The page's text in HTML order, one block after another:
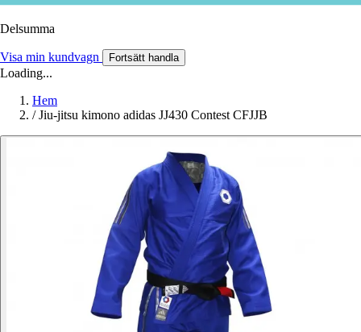
Delsumma
Visa min kundvagn Fortsätt handla
Loading...
Hem
/ Jiu-jitsu kimono adidas JJ430 Contest CFJJB